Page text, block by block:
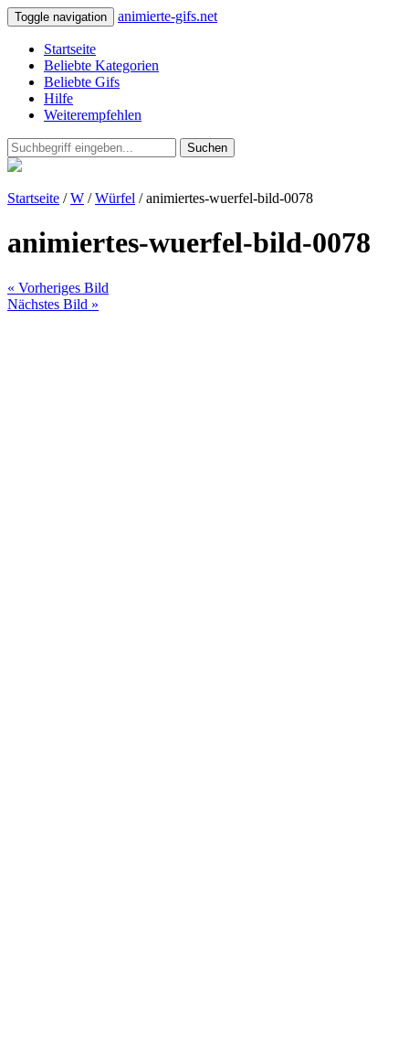
Toggle navigation animierte-gifs.net
Startseite
Beliebte Kategorien
Beliebte Gifs
Hilfe
Weiterempfehlen
Suchen
Startseite /W /Würfel / animiertes-wuerfel-bild-0078
animiertes-wuerfel-bild-0078
« Vorheriges Bild
Nächstes Bild »